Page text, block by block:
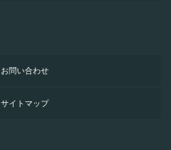
お問い合わせ
サイトマップ